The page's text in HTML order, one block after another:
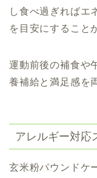
し食べ過ぎればエ
を目安にすること
運動前後の補食や
養補給と満足感を
アレルギー対応
玄米粉パウンドケ